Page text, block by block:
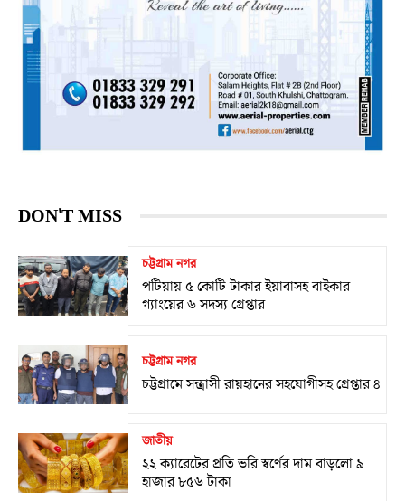
DON'T MISS
চট্টগ্রাম নগর
পটিয়ায় ৫ কোটি টাকার ইয়াবাসহ বাইকার
গ্যাংয়ের ৬ সদস্য গ্রেপ্তার
চট্টগ্রাম নগর
চট্টগ্রামে সন্ত্রাসী রায়হানের সহযোগীসহ গ্রেপ্তার ৪
জাতীয়
২২ ক্যারেটের প্রতি ভরি স্বর্ণের দাম বাড়লো ৯
হাজার ৮৫৬ টাকা